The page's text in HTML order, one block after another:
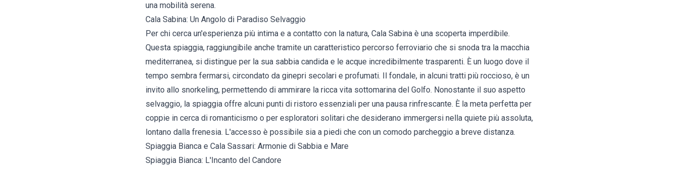
una mobilità serena.
Cala Sabina: Un Angolo di Paradiso Selvaggio
Per chi cerca un'esperienza più intima e a contatto con la natura, Cala Sabina è una scoperta imperdibile.
Questa spiaggia, raggiungibile anche tramite un caratteristico percorso ferroviario che si snoda tra la macchia
mediterranea, si distingue per la sua sabbia candida e le acque incredibilmente trasparenti. È un luogo dove il
tempo sembra fermarsi, circondato da ginepri secolari e profumati. Il fondale, in alcuni tratti più roccioso, è un
invito allo snorkeling, permettendo di ammirare la ricca vita sottomarina del Golfo. Nonostante il suo aspetto
selvaggio, la spiaggia offre alcuni punti di ristoro essenziali per una pausa rinfrescante. È la meta perfetta per
coppie in cerca di romanticismo o per esploratori solitari che desiderano immergersi nella quiete più assoluta,
lontano dalla frenesia. L'accesso è possibile sia a piedi che con un comodo parcheggio a breve distanza.
Spiaggia Bianca e Cala Sassari: Armonie di Sabbia e Mare
Spiaggia Bianca: L'Incanto del Candore